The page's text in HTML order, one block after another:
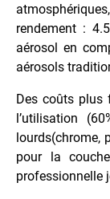
rendement :
aérosol en
aérosols
Des coûts plus
l’utilisation
lourds(chrome,
pour la
professionnelle
Noir
Pour
Aluminium
Plastique
Primer
ou
Appret
Radiateurs